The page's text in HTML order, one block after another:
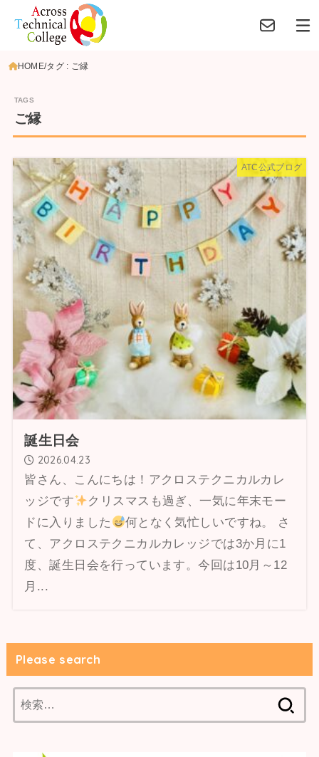
HOME タグ : ご縁
ご縁
ATC公式ブログ
誕生日会
2026.04.23
皆さん、こんにちは！アクロステクニカルカレ
ッジです
クリスマスも過ぎ、一気に年末モー
ドに入りました
何となく気忙しいですね。 さ
て、アクロステクニカルカレッジでは3か月に1
度、誕生日会を行っています。今回は10月～12
月...
Please search
索: